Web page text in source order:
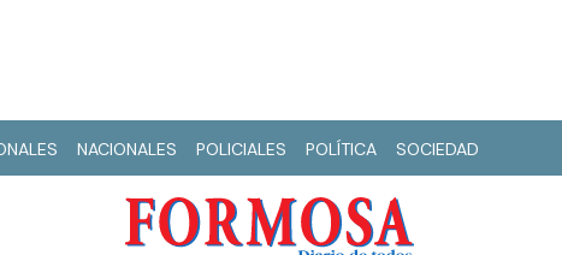
NACIONALES POLICIALES POLÍTICA SOCIEDAD